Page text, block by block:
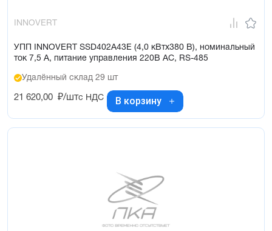
INNOVERT
УПП INNOVERT SSD402A43E (4,0 кВтx380 В), номинальный
ток 7,5 А, питание управления 220В AC, RS-485
Удалённый склад 29 шт
21 620,00 ₽/штс НДС В корзину